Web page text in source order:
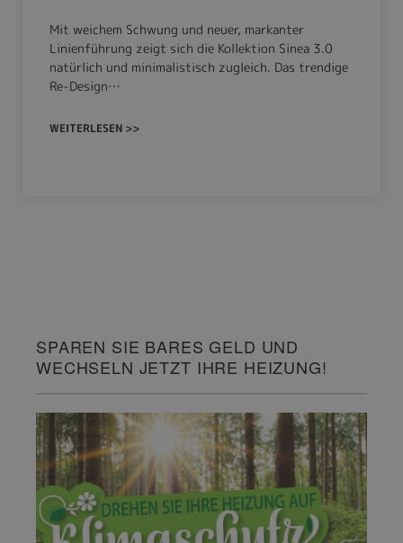
Mit weichem Schwung und neuer, markanter
Linienführung zeigt sich die Kollektion Sinea 3.0
natürlich und minimalistisch zugleich. Das trendige
Re-Design…
WEITERLESEN >>
SPAREN SIE BARES GELD UND
WECHSELN JETZT IHRE HEIZUNG!